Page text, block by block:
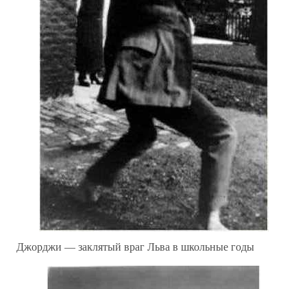
Джорджи — заклятый враг Льва в школьные годы